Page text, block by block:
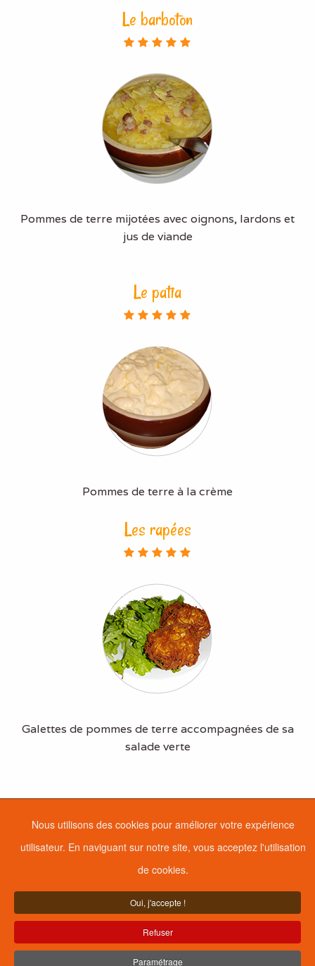
Nous utilisons des cookies pour améliorer votre expérience
utilisateur. En naviguant sur notre site, vous acceptez l'utilisation
de cookies.
Oui, j'accepte !
Refuser
Paramétrage
Le barboton
Pommes de terre mijotées avec oignons, lardons et
jus de viande
Le patia
Pommes de terre à la crème
Les rapées
Galettes de pommes de terre accompagnées de sa
salade verte